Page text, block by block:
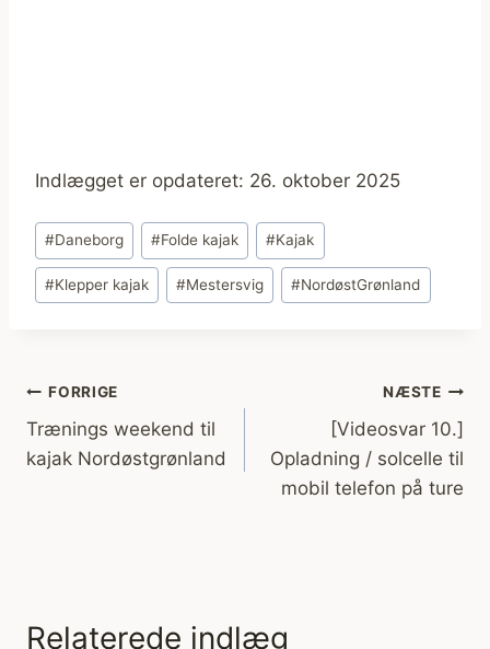
Indlægget er opdateret: 26. oktober 2025
Indlæg-
tags:
#Daneborg #Folde kajak #Kajak
#Klepper kajak #Mestersvig #NordøstGrønland
Indlægsnavigation
FORRIGE
Trænings weekend til
kajak Nordøstgrønland
NÆSTE
[Videosvar 10.]
Opladning / solcelle til
mobil telefon på ture
Relaterede indlæg